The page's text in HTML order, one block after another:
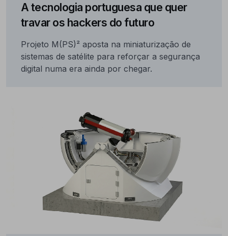
A tecnologia portuguesa que quer
travar os hackers do futuro
Projeto M(PS)² aposta na miniaturização de
sistemas de satélite para reforçar a segurança
digital numa era ainda por chegar.